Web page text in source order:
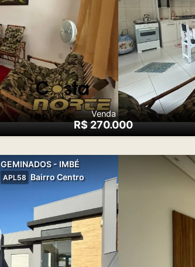
Venda
R$ 270.000
GEMINADOS - IMBÉ
APL58 Bairro Centro